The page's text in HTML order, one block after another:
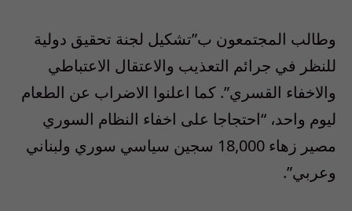
وطالب المجتمعون ب”تشكيل لجنة تحقيق دولية
للنظر في جرائم التعذيب والاعتقال الاعتباطي
والاخفاء القسري”. كما اعلنوا الاضراب عن الطعام
ليوم واحد، “احتجاجا على اخفاء النظام السوري
مصير زهاء 18,000 سجين سياسي سوري ولبناني
وعربي”.